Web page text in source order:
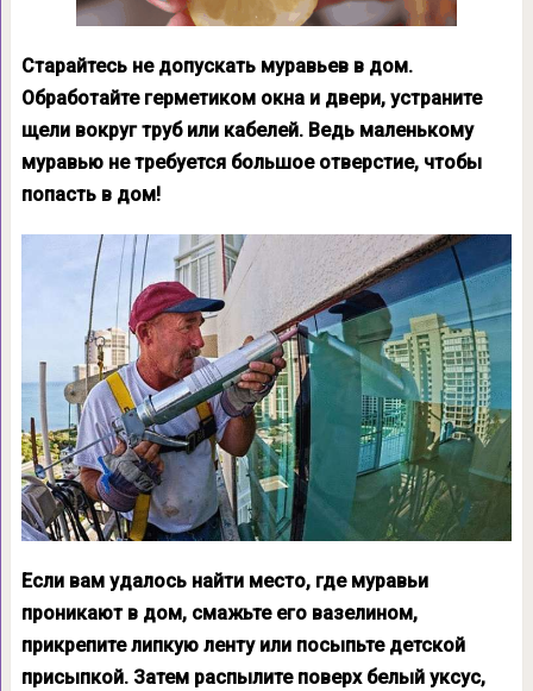
Старайтесь не допускать муравьев в дом.
Обработайте герметиком окна и двери, устраните
щели вокруг труб или кабелей. Ведь маленькому
муравью не требуется большое отверстие, чтобы
попасть в дом!
Если вам удалось найти место, где муравьи
проникают в дом, смажьте его вазелином,
прикрепите липкую ленту или посыпьте детской
присыпкой. Затем распылите поверх белый уксус,